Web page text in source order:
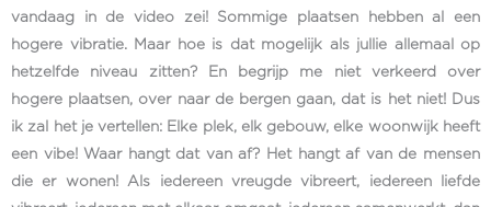
vandaag in de video zei! Sommige plaatsen hebben al een
hogere vibratie. Maar hoe is dat mogelijk als jullie allemaal op
hetzelfde niveau zitten? En begrijp me niet verkeerd over
hogere plaatsen, over naar de bergen gaan, dat is het niet! Dus
ik zal het je vertellen: Elke plek, elk gebouw, elke woonwijk heeft
een vibe! Waar hangt dat van af? Het hangt af van de mensen
die er wonen! Als iedereen vreugde vibreert, iedereen liefde